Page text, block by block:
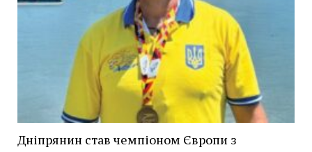
Дніпрянин став чемпіоном Європи з